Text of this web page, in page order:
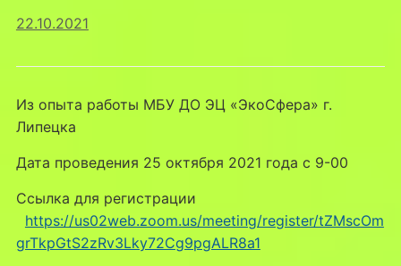
22.10.2021
Из опыта работы МБУ ДО ЭЦ «ЭкоСфера» г.
Липецка
Дата проведения 25 октября 2021 года с 9-00
Ссылка для регистрации
https://us02web.zoom.us/meeting/register/tZMscOm
grTkpGtS2zRv3Lky72Cg9pgALR8a1